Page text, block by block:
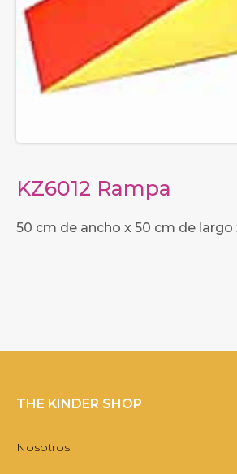
KZ6012 Rampa
50 cm de ancho x 50 cm de largo
THE KINDER SHOP
Nosotros